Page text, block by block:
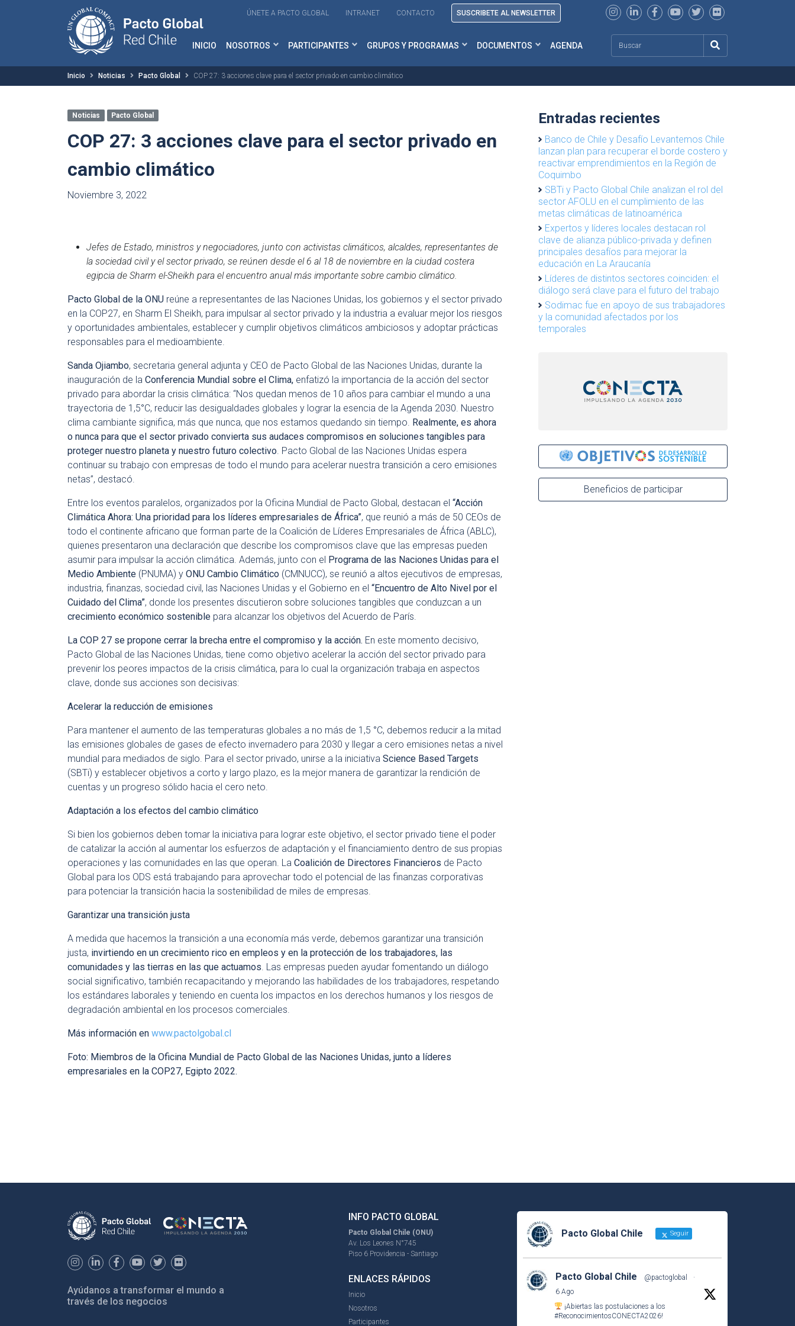
ÚNETE A PACTO GLOBAL INTRANET CONTACTO SUSCRIBETE AL NEWSLETTER
INICIO NOSOTROS PARTICIPANTES GRUPOS Y PROGRAMAS DOCUMENTOS AGENDA
Inicio Noticias Pacto Global COP 27: 3 acciones clave para el sector privado en cambio climático
Noticias Pacto Global
COP 27: 3 acciones clave para el sector privado en
cambio climático
Noviembre 3, 2022
Jefes de Estado, ministros y negociadores, junto con activistas climáticos, alcaldes, representantes de
la sociedad civil y el sector privado, se reúnen desde el 6 al 18 de noviembre en la ciudad costera
egipcia de Sharm el-Sheikh para el encuentro anual más importante sobre cambio climático.
Pacto Global de la ONU reúne a representantes de las Naciones Unidas, los gobiernos y el sector privado
en la COP27, en Sharm El Sheikh, para impulsar al sector privado y la industria a evaluar mejor los riesgos
y oportunidades ambientales, establecer y cumplir objetivos climáticos ambiciosos y adoptar prácticas
responsables para el medioambiente.
Sanda Ojiambo, secretaria general adjunta y CEO de Pacto Global de las Naciones Unidas, durante la
inauguración de la Conferencia Mundial sobre el Clima, enfatizó la importancia de la acción del sector
privado para abordar la crisis climática: “Nos quedan menos de 10 años para cambiar el mundo a una
trayectoria de 1,5°C, reducir las desigualdades globales y lograr la esencia de la Agenda 2030. Nuestro
clima cambiante significa, más que nunca, que nos estamos quedando sin tiempo. Realmente, es ahora
o nunca para que el sector privado convierta sus audaces compromisos en soluciones tangibles para
proteger nuestro planeta y nuestro futuro colectivo. Pacto Global de las Naciones Unidas espera
continuar su trabajo con empresas de todo el mundo para acelerar nuestra transición a cero emisiones
netas”, destacó.
Entre los eventos paralelos, organizados por la Oficina Mundial de Pacto Global, destacan el “Acción
Climática Ahora: Una prioridad para los líderes empresariales de África”, que reunió a más de 50 CEOs de
todo el continente africano que forman parte de la Coalición de Líderes Empresariales de África (ABLC),
quienes presentaron una declaración que describe los compromisos clave que las empresas pueden
asumir para impulsar la acción climática. Además, junto con el Programa de las Naciones Unidas para el
Medio Ambiente (PNUMA) y ONU Cambio Climático (CMNUCC), se reunió a altos ejecutivos de empresas,
industria, finanzas, sociedad civil, las Naciones Unidas y el Gobierno en el “Encuentro de Alto Nivel por el
Cuidado del Clima”, donde los presentes discutieron sobre soluciones tangibles que conduzcan a un
crecimiento económico sostenible para alcanzar los objetivos del Acuerdo de París.
La COP 27 se propone cerrar la brecha entre el compromiso y la acción. En este momento decisivo,
Pacto Global de las Naciones Unidas, tiene como objetivo acelerar la acción del sector privado para
prevenir los peores impactos de la crisis climática, para lo cual la organización trabaja en aspectos
clave, donde sus acciones son decisivas:
Acelerar la reducción de emisiones
Para mantener el aumento de las temperaturas globales a no más de 1,5 °C, debemos reducir a la mitad
las emisiones globales de gases de efecto invernadero para 2030 y llegar a cero emisiones netas a nivel
mundial para mediados de siglo. Para el sector privado, unirse a la iniciativa Science Based Targets
(SBTi) y establecer objetivos a corto y largo plazo, es la mejor manera de garantizar la rendición de
cuentas y un progreso sólido hacia el cero neto.
Adaptación a los efectos del cambio climático
Si bien los gobiernos deben tomar la iniciativa para lograr este objetivo, el sector privado tiene el poder
de catalizar la acción al aumentar los esfuerzos de adaptación y el financiamiento dentro de sus propias
operaciones y las comunidades en las que operan. La Coalición de Directores Financieros de Pacto
Global para los ODS está trabajando para aprovechar todo el potencial de las finanzas corporativas
para potenciar la transición hacia la sostenibilidad de miles de empresas.
Garantizar una transición justa
A medida que hacemos la transición a una economía más verde, debemos garantizar una transición
justa, invirtiendo en un crecimiento rico en empleos y en la protección de los trabajadores, las
comunidades y las tierras en las que actuamos. Las empresas pueden ayudar fomentando un diálogo
social significativo, también recapacitando y mejorando las habilidades de los trabajadores, respetando
los estándares laborales y teniendo en cuenta los impactos en los derechos humanos y los riesgos de
degradación ambiental en los procesos comerciales.
Más información en www.pactolgobal.cl
Foto: Miembros de la Oficina Mundial de Pacto Global de las Naciones Unidas, junto a líderes
empresariales en la COP27, Egipto 2022.
Entradas recientes
Banco de Chile y Desafío Levantemos Chile
lanzan plan para recuperar el borde costero y
reactivar emprendimientos en la Región de
Coquimbo
SBTi y Pacto Global Chile analizan el rol del
sector AFOLU en el cumplimiento de las
metas climáticas de latinoamérica
Expertos y líderes locales destacan rol
clave de alianza público-privada y definen
principales desafíos para mejorar la
educación en La Araucanía
Líderes de distintos sectores coinciden: el
diálogo será clave para el futuro del trabajo
Sodimac fue en apoyo de sus trabajadores
y la comunidad afectados por los
temporales
Beneficios de participar
Ayúdanos a transformar el mundo a
través de los negocios
INFO PACTO GLOBAL
Pacto Global Chile (ONU)
Av. Los Leones N°745
Piso 6 Providencia - Santiago
ENLACES RÁPIDOS
Inicio
Nosotros
Participantes
Pacto Global Chile Seguir
Pacto Global Chile @pactoglobal
·
6 Ago
¡Abiertas las postulaciones a los
#ReconocimientosCONECTA2026!